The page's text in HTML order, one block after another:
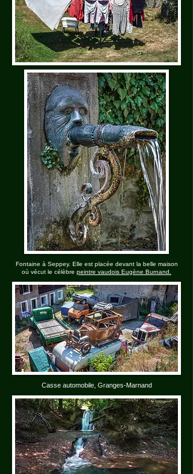
Fontaine à Seppey. Elle est placée devant la belle maison
où vécut le célèbre peintre vaudois Eugène Burnand.
Casse automobile, Granges-Marnand